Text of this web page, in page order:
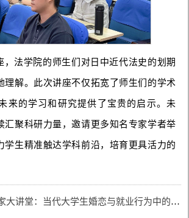
，法学院的师生们对日中近代法史的划期
理解。此次讲座不仅拓宽了师生们的学术
来的学习和研究提供了宝贵的启示。未
汇聚科研力量，邀请更多知名专家学者举
学生精准触达学科前沿，培育更具活力的
讲堂：当代大学生婚恋与就业行为中的法律风险